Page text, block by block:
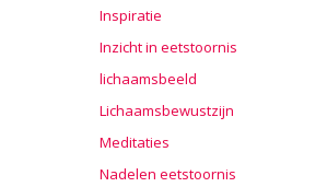
Inspiratie
Inzicht in eetstoornis
lichaamsbeeld
Lichaamsbewustzijn
Meditaties
Nadelen eetstoornis